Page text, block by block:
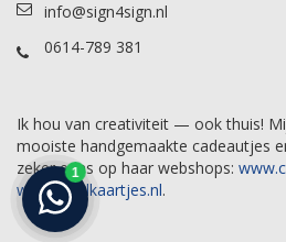
info@sign4sign.nl
0614-789 381
Ik hou van creativiteit — ook thuis!
mooiste handgemaakte cadeautjes
zeker eens op haar webshops:
www.labelkaartjes.nl.